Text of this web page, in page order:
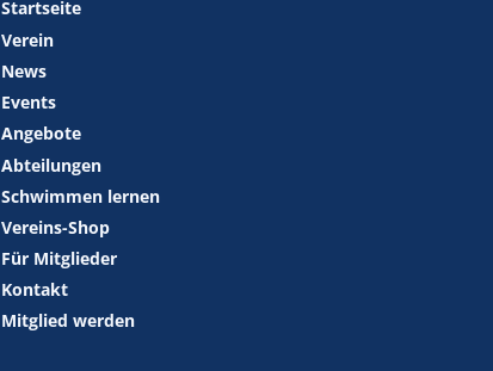
Startseite
Verein
News
Events
Angebote
Abteilungen
Schwimmen lernen
Vereins-Shop
Für Mitglieder
Kontakt
Mitglied werden